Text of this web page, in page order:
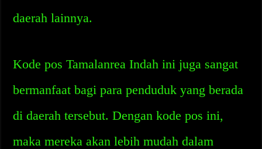
daerah lainnya.
Kode pos Tamalanrea Indah ini juga sangat
bermanfaat bagi para penduduk yang berada
di daerah tersebut. Dengan kode pos ini,
maka mereka akan lebih mudah dalam